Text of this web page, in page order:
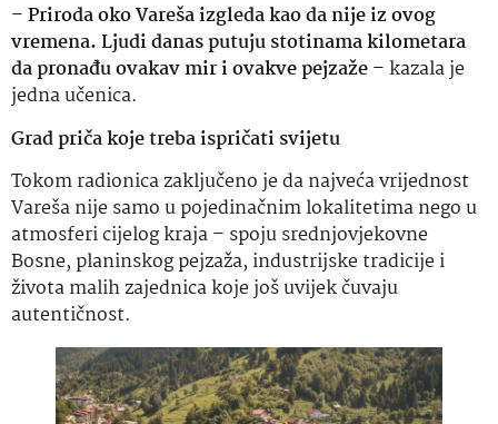
–Priroda oko Vareša izgleda kao da nije iz ovog
vremena. Ljudi danas putuju stotinama kilometara
da pronađu ovakav mir i ovakve pejzaže– kazala je
jedna učenica.
Grad priča koje treba ispričati svijetu
Tokom radionica zaključeno je da najveća vrijednost
Vareša nije samo u pojedinačnim lokalitetima nego u
atmosferi cijelog kraja – spoju srednjovjekovne
Bosne, planinskog pejzaža, industrijske tradicije i
života malih zajednica koje još uvijek čuvaju
autentičnost.